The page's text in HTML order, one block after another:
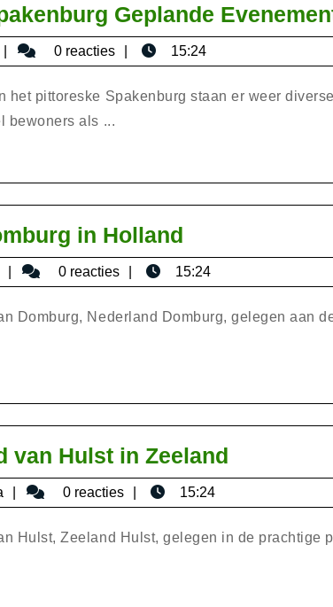
Geplande
bisericaromana
0 reacties 15:24
het pittoreske Spakenburg staan er weer
bewoners als ...
in Holland
de
Pracht
van
bisericaromana
0 reacties 15:24
Domburg, Nederland Domburg, gelegen aan
van Hulst in Zeeland
van
Hulst
bisericaromana
0 reacties 15:24
Hulst, Zeeland Hulst, gelegen in de prachtige